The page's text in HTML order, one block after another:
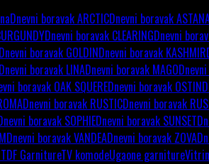
Dnevni boravak ARCTICDnevni boravak
Dnevni boravak CLEARINGDnevni
Dnevni boravak GOLDINDnevni boravak KASHMIR
Dnevni boravak LINADnevni boravak MAGO
boravak OAK SQUEREDnevni boravak OSTIN
Dnevni boravak RUSTICDnevni boravak
boravak SOPHIEDnevni boravak SUNSET
Dnevni boravak VANDEADnevni boravak ZOVA
TDF GarnitureTV komodeUgaone garniture